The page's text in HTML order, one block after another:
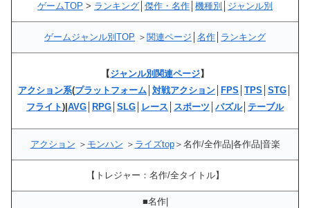
ゲームTOP > ランキング 傑作・名作 機種別 ジャンル別
ゲームジャンル別TOP ＞ 関連ページ 名作 ランキング
【ジャンル別関連ページ】
アクション系(プラットフォーム 対戦アクション FPS TPS STG
フライト)| AVG RPG SLG レース スポーツ パズル│ テーブル
アクション ＞ モンハン ＞ ライズtop＞名作/全作品|各作品|音楽
【トレジャー：名作/全タイトル】
■名作|